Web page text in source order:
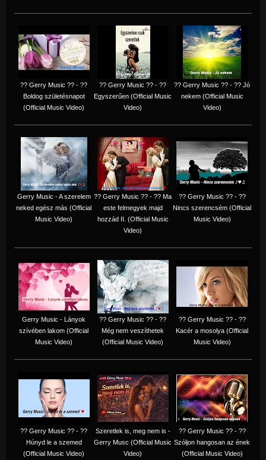
?? Gerry Music ?? - ??
Boldog születésnapot
(Official Music Video)
?? Gerry Music ?? - ??
Egyszerűen (Official Music
Video)
?? Gerry Music ?? - ?? Jó
nekem (Official Music
Video)
Gerry Music - A szerelem
neked egész más (Official
Music Video)
?? Gerry Music ?? - ?? Ma
este felmegyek majd
hozzád II. (Official Music
Video)
?? Gerry Music ?? - ??
Nincs szerencsém (Official
Music Video)
Gerry Music - Lányok
szívében lakom (Official
Music Video)
?? Gerry Music ?? - ??
Még nem veszíthetek
(Official Music Video)
?? Gerry Music ?? - ??
Kacér a mosolya (Official
Music Video)
?? Gerry Music ?? - ??
Húnyd le a szemed
(Official Music Video)
Szeretlek is, meg nem is -
Gerry Musc (Official Music
Video)
?? Gerry Music ?? - ??
Szóljon hangosan az ének
(Official Music Video)